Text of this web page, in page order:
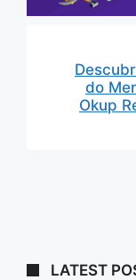
do
Okup
LATEST